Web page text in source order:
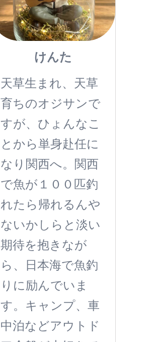
けんた
天草生まれ、天草
育ちのオジサンで
すが、ひょんなこ
とから単身赴任に
なり関西へ。関西
で魚が１００匹釣
れたら帰れるんや
ないかしらと淡い
期待を抱きなが
ら、日本海で魚釣
りに励んでいま
す。キャンプ、車
中泊などアウトド